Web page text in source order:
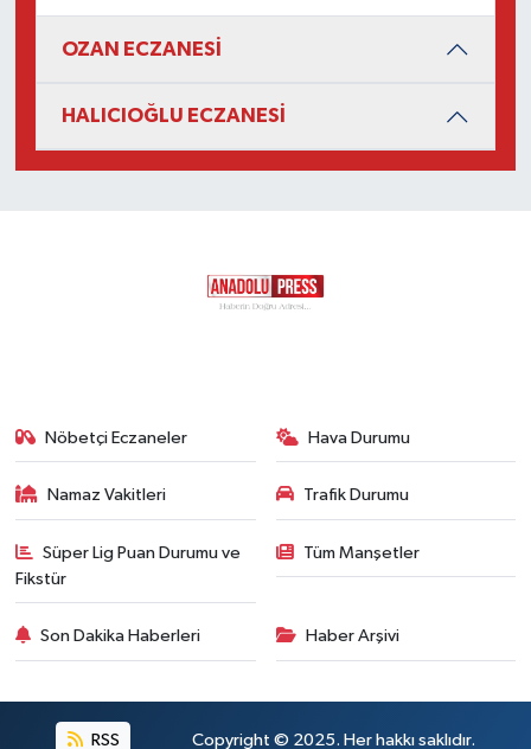
OZAN ECZANESİ
HALICIOĞLU ECZANESİ
Nöbetçi Eczaneler Hava Durumu
Namaz Vakitleri Trafik Durumu
Süper Lig Puan Durumu ve
Fikstür
Tüm Manşetler
Son Dakika Haberleri Haber Arşivi
RSS Copyright © 2025. Her hakkı saklıdır.